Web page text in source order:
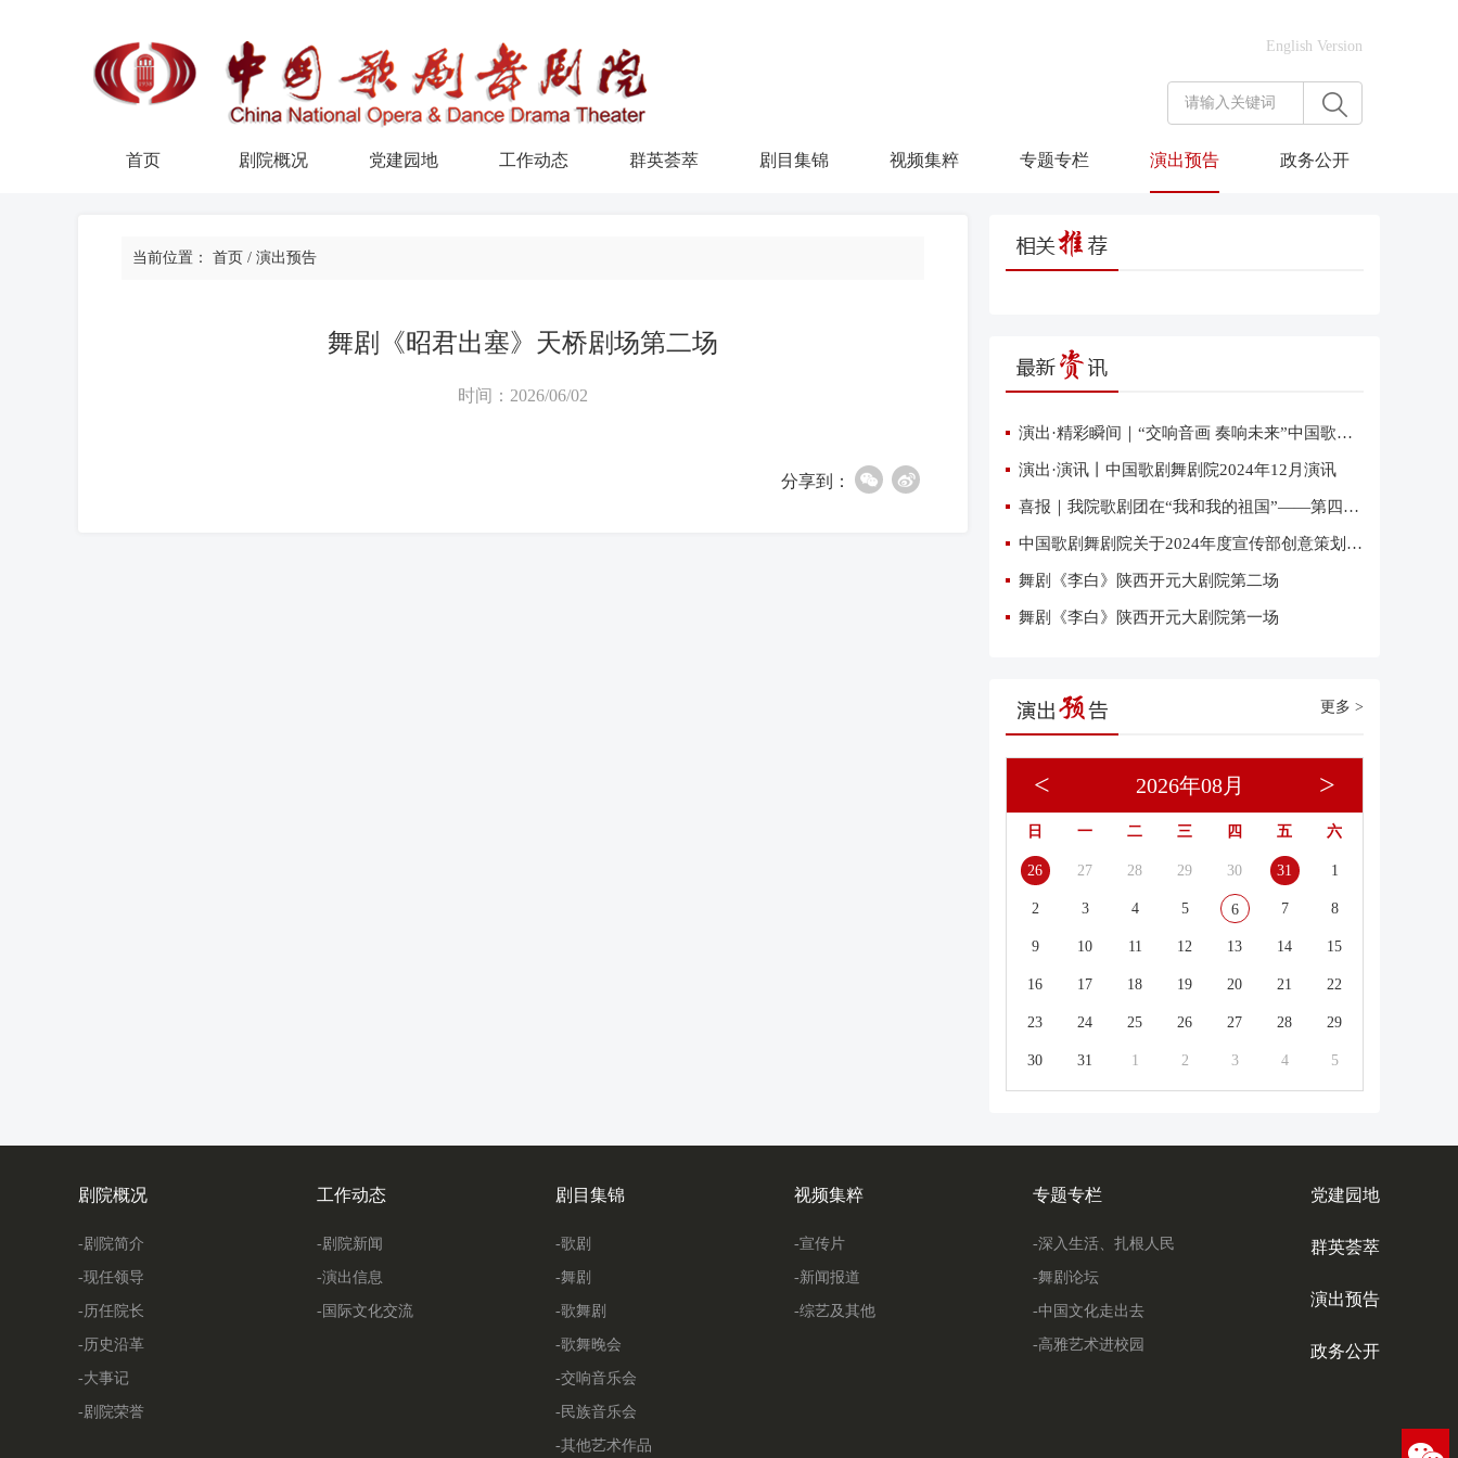
English Version
首页 剧院概况 党建园地 工作动态 群英荟萃 剧目集锦 视频集粹 专题专栏 演出预告 政务公开
当前位置： 首页 / 演出预告
舞剧《昭君出塞》天桥剧场第二场
时间：2026/06/02
分享到：
演出·精彩瞬间｜“交响音画 奏响未来”中国歌剧舞剧院交响音乐会在雄安上演
演出·演讯丨中国歌剧舞剧院2024年12月演讯
喜报｜我院歌剧团在“我和我的祖国”——第四届优秀网络短视频大赛中荣获三项大奖
中国歌剧舞剧院关于2024年度宣传部创意策划复试有关事项的通知
舞剧《李白》陕西开元大剧院第二场
舞剧《李白》陕西开元大剧院第一场
更多 >
2026年08月
< >
日 一 二 三 四 五 六
26 27 28 29 30 31 1
2 3 4 5 6 7 8
9 10 11 12 13 14 15
16 17 18 19 20 21 22
23 24 25 26 27 28 29
30 31 1 2 3 4 5
剧院概况
-剧院简介
-现任领导
-历任院长
-历史沿革
-大事记
-剧院荣誉
工作动态
-剧院新闻
-演出信息
-国际文化交流
剧目集锦
-歌剧
-舞剧
-歌舞剧
-歌舞晚会
-交响音乐会
-民族音乐会
-其他艺术作品
视频集粹
-宣传片
-新闻报道
-综艺及其他
专题专栏
-深入生活、扎根人民
-舞剧论坛
-中国文化走出去
-高雅艺术进校园
党建园地
群英荟萃
演出预告
政务公开